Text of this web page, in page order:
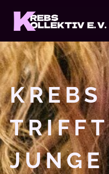
KREBS
TRIFFT
JUNGE